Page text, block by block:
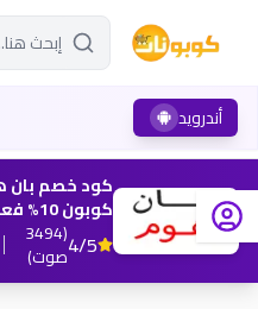
أندرويد
كوبون 10% فعال - كوبونات
4/5
(
3494
صوت)